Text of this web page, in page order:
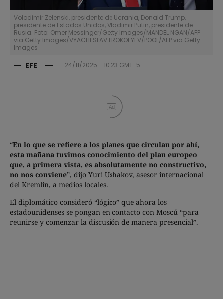
Volodimir Zelenski, presidente de Ucrania, Donald Trump,
presidente de Estados Unidos, Vladimir Putin, presidente de
Rusia. Foto: Omer Messinger/Getty Images/MANDEL NGAN/AFP
via Getty Images/VYACHESLAV PROKOFYEV/POOL/AFP via Getty
Images
EFE 24/11/2025 - 10:23 GMT-5
Ad
“En lo que se refiere a los planes que circulan por ahí,
esta mañana tuvimos conocimiento del plan europeo
que, a primera vista, es absolutamente no constructivo,
no nos conviene”, dijo Yuri Ushakov, asesor internacional
del Kremlin, a medios locales.
El diplomático consideró “lógico” que ahora los
estadounidenses se pongan en contacto con Moscú “para
reunirse y comenzar la discusión de manera presencial”.